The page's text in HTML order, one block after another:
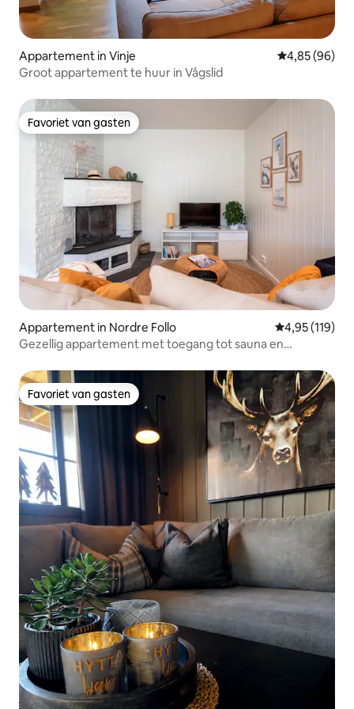
Appartement in Vinje Gemiddelde
4,85 (96)
Groot appartement te huur in Vågslid
Favoriet van gasten
Favoriet van gasten
Appartement in Nordre Follo Gemiddelde
4,95 (119)
Gezellig appartement met toegang tot sauna en
Favoriet van gasten
Favoriet van gasten